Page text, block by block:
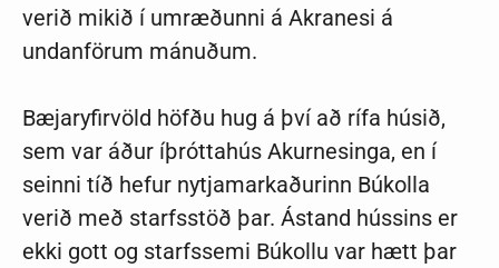
verið mikið í umræðunni á Akranesi á
undanförum mánuðum.
Bæjaryfirvöld höfðu hug á því að rífa húsið,
sem var áður íþróttahús Akurnesinga, en í
seinni tíð hefur nytjamarkaðurinn Búkolla
verið með starfsstöð þar. Ástand hússins er
ekki gott og starfssemi Búkollu var hætt þar